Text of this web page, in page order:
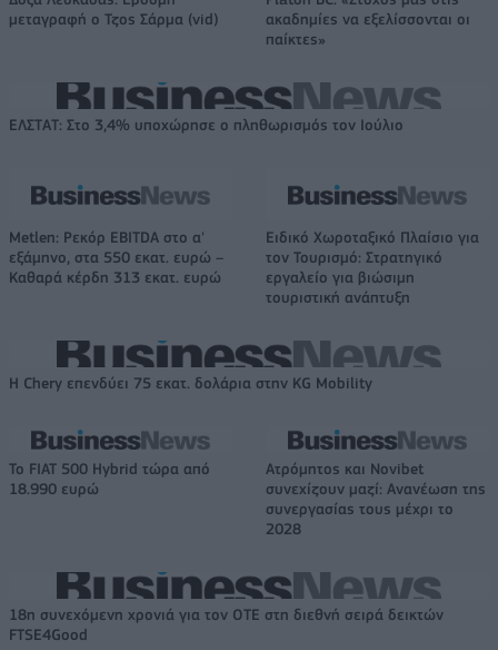
μεταγραφή ο Τζος Σάρμα (vid)
ακαδημίες να εξελίσσονται οι
παίκτες»
ΕΛΣΤΑΤ: Στο 3,4% υποχώρησε ο πληθωρισμός τον Ιούλιο
Metlen: Ρεκόρ EBITDA στο α'
εξάμηνο, στα 550 εκατ. ευρώ –
Καθαρά κέρδη 313 εκατ. ευρώ
Ειδικό Χωροταξικό Πλαίσιο για
τον Τουρισμό: Στρατηγικό
εργαλείο για βιώσιμη
τουριστική ανάπτυξη
Η Chery επενδύει 75 εκατ. δολάρια στην KG Mobility
Το FIAT 500 Hybrid τώρα από
18.990 ευρώ
Ατρόμητος και Novibet
συνεχίζουν μαζί: Ανανέωση της
συνεργασίας τους μέχρι το
2028
18η συνεχόμενη χρονιά για τον ΟΤΕ στη διεθνή σειρά δεικτών
FTSE4Good